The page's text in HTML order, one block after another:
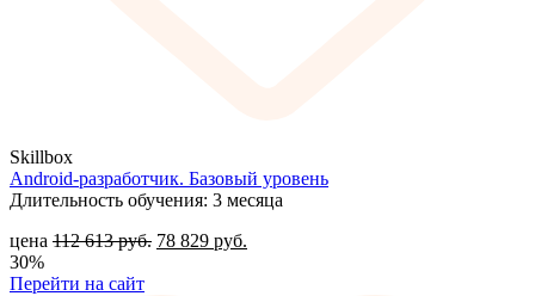
Skillbox
Android-разработчик. Базовый уровень
Длительность обучения: 3 месяца
цена 112 613руб. 78 829 руб.
30%
Перейти на сайт